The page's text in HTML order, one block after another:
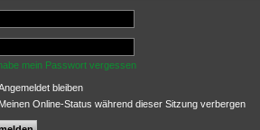
mein Passwort vergessen
bleiben
Meinen Online-Status während dieser Sitzung verbergen